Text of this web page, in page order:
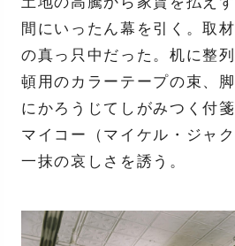
間にいったん幕を引く。取
の真っ只中だった。机に整
頓用のカラーテープの束、
にかろうじてしがみつく付
マイコー（マイケル・ジャ
一抹の哀しさを誘う。